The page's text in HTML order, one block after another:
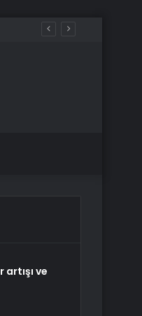
ve